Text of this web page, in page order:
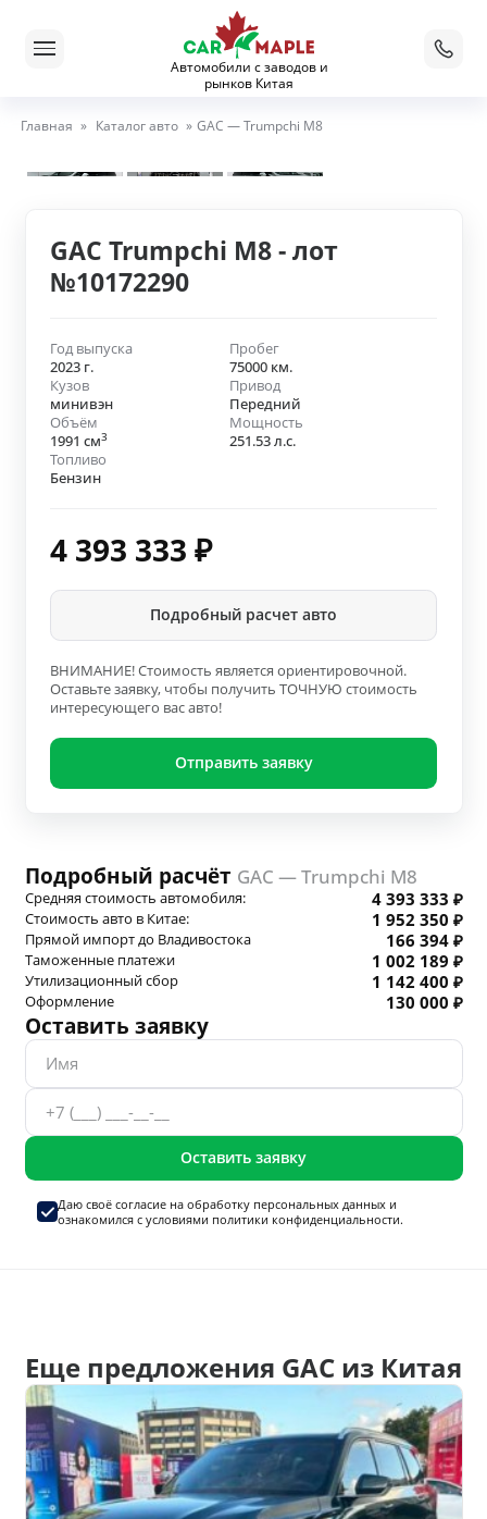
Автомобили с заводов и
рынков Китая
Главная » Каталог авто » GAC — Trumpchi M8
GAC Trumpchi M8 - лот
№10172290
Год выпуска
2023 г.
Пробег
75000 км.
Кузов
минивэн
Привод
Передний
Объём
1991 см3
Мощность
251.53 л.с.
Топливо
Бензин
4 393 333 ₽
Подробный расчет авто
ВНИМАНИЕ! Стоимость является ориентировочной.
Оставьте заявку, чтобы получить ТОЧНУЮ стоимость
интересующего вас авто!
Отправить заявку
Подробный расчёт GAC — Trumpchi M8
Средняя стоимость автомобиля: 4 393 333 ₽
Стоимость авто в Китае: 1 952 350 ₽
Прямой импорт до Владивостока 166 394 ₽
Таможенные платежи 1 002 189 ₽
Утилизационный сбор 1 142 400 ₽
Оформление 130 000 ₽
Оставить заявку
Оставить заявку
Даю своё согласие на обработку персональных данныхи
ознакомился с условиями политики конфиденциальности.
Еще предложения GAC из Китая